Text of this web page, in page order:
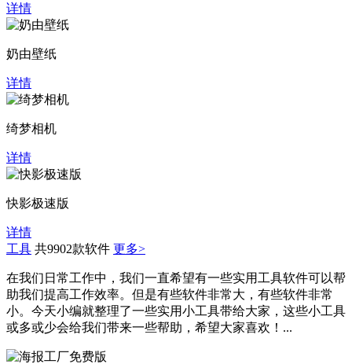
详情
奶由壁纸
详情
绮梦相机
详情
快影极速版
详情
工具 共9902款软件 更多>
在我们日常工作中，我们一直希望有一些实用工具软件可以帮
助我们提高工作效率。但是有些软件非常大，有些软件非常
小。今天小编就整理了一些实用小工具带给大家，这些小工具
或多或少会给我们带来一些帮助，希望大家喜欢！...